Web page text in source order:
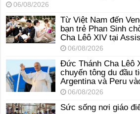
06/08/2026
Từ Việt Nam đến
bạn trẻ Phan Sinh
Cha Lêô XIV tại
06/08/2026
Đức Thánh Cha Lêô
chuyến tông du đầu
Argentina và Peru
06/08/2026
Sức sống nơi giáo